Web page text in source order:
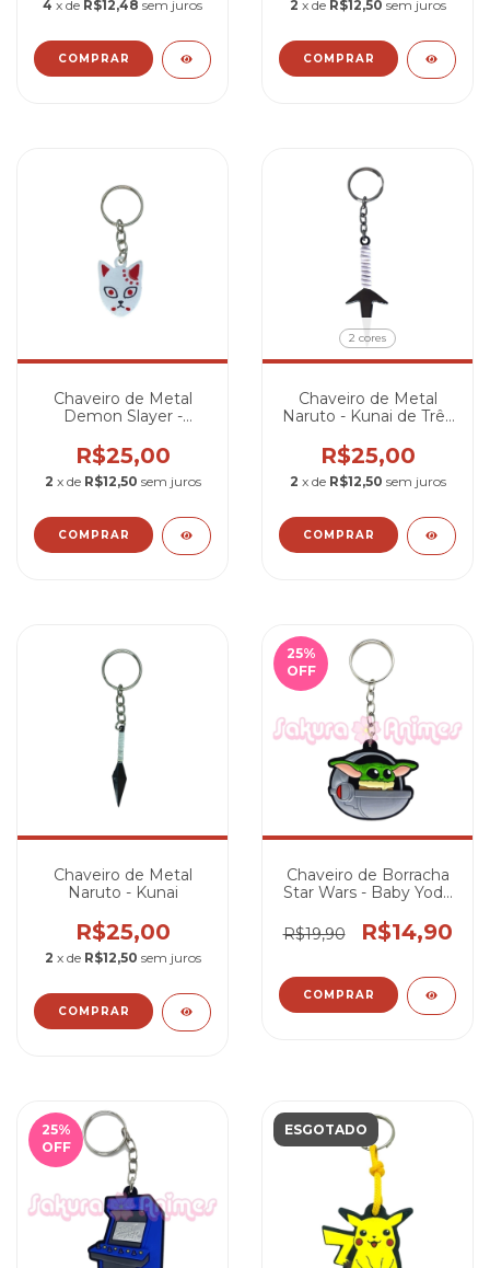
4 x de R$12,48 sem juros 2 x de R$12,50 sem juros
Chaveiro de Metal
Demon Slayer -
R$25,00
2 x de R$12,50 sem juros
COMPRAR
2 cores
Chaveiro de Metal
Naruto - Kunai de Três
R$25,00
2 x de R$12,50 sem juros
COMPRAR
Chaveiro de Metal
Naruto - Kunai
R$25,00
2 x de R$12,50 sem juros
25%
OFF
Chaveiro de Borracha
Star Wars - Baby Yoda
R$19,90
R$14,90
25%
OFF
ESGOTADO